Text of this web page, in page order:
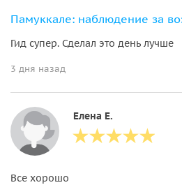
Гид супер. Сделал это день лучше
3 дня назад
Елена Е.
Все хорошо